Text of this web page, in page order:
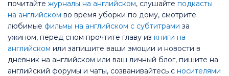
почитайте журналы на английском, слушайте подкасты
на английском во время уборки по дому, смотрите
любимые фильмы на английском с субтитрами за
ужином, перед сном прочтите главу из книги на
английском или запишите ваши эмоции и новости в
дневник на английском или ваш личный блог, пишите на
английский форумы и чаты, созванивайтесь с носителями